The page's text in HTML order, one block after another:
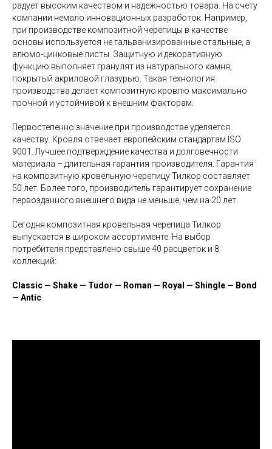
радует высоким качеством и надежностью товара. На счету
компании немало инновационных разработок. Например,
при производстве композитной черепицы в качестве
основы используется не гальванизированные стальные, а
алюмо-цинковые листы. Защитную и декоративную
функцию выполняет гранулят из натурального камня,
покрытый акриловой глазурью. Такая технология
производства делает композитную кровлю максимально
прочной и устойчивой к внешним факторам.
Первостепенно значение при производстве уделяется
качеству. Кровля отвечает европейским стандартам ISO
9001. Лучшее подтверждение качества и долговечности
материала – длительная гарантия производителя. Гарантия
на композитную кровельную черепицу Тилкор составляет
50 лет. Более того, производитель гарантирует сохранение
первозданного внешнего вида не меньше, чем на 20 лет.
Сегодня композитная кровельная черепица Тилкор
выпускается в широком ассортименте. На выбор
потребителя представлено свыше 40 расцветок и 8
коллекций:
Classic — Shake — Tudor — Roman — Royal — Shingle — Bond
— Antic